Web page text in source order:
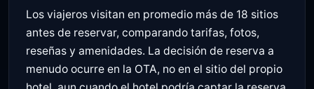
Los viajeros visitan en promedio más de 18 sitios
antes de reservar, comparando tarifas, fotos,
reseñas y amenidades. La decisión de reserva a
menudo ocurre en la OTA, no en el sitio del propio